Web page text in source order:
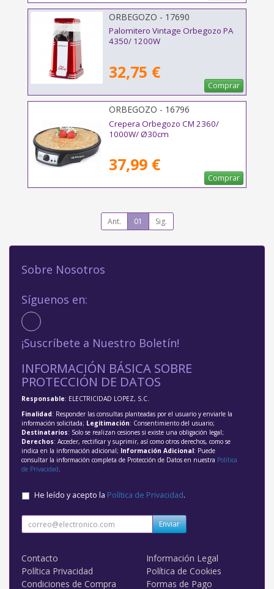
ORBEGOZO - 17690
Palomitero Vintage Orbegozo PA
4350/ 1200W
32,75 €
Comprar
ORBEGOZO - 16796
Crepera Orbegozo CM 2360/
1000W/ Ø30cm
37,99 €
Comprar
Ant. 01 Sig.
Sobre Nosotros
Síguenos en:
¡Suscríbete a Nuestro Boletín!
INFORMACIÓN BÁSICA SOBRE
PROTECCIÓN DE DATOS
Responsable: ELECTRICIDAD LOPEZ, S.C.
Finalidad: Responder las consultas planteadas por el usuario y enviarle la
información solicitada; Legitimación: Consentimiento del usuario;
Destinatarios: Solo se realizan cesiones si existe una obligación legal;
Derechos: Acceder, rectificar y suprimir, así como otros derechos, como se
indica en la información adicional; Información Adicional: Puede
consultar la información completa de Protección de Datos en nuestra Política
de Privacidad.
He leído y acepto la Política de Privacidad.
Enviar
Contacto
Información Legal
Política Privacidad
Política de Cookies
Condiciones de Compra
Formas de Pago